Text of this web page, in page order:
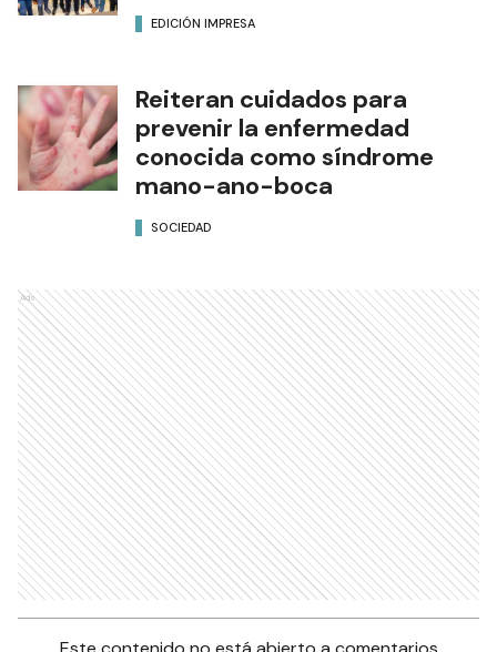
EDICIÓN IMPRESA
Reiteran cuidados para
prevenir la enfermedad
conocida como síndrome
mano-ano-boca
SOCIEDAD
Ads